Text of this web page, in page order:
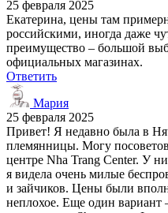
25 февраля 2025
Екатерина, цены там
российскими, иногда даже
преимущество – большой
официальных магазинах.
Ответить
Мария
25 февраля 2025
Привет! Я недавно была в
племянницы. Могу
центре Nha Trang Center. У
я видела очень милые
и зайчиков. Цены были
неплохое. Еще один вариант